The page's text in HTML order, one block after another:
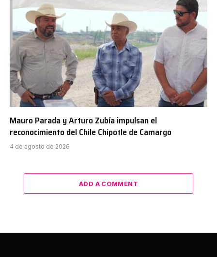
Mauro Parada y Arturo Zubía impulsan el
reconocimiento del Chile Chipotle de Camargo
4 de agosto de 2026
ADD A COMMENT